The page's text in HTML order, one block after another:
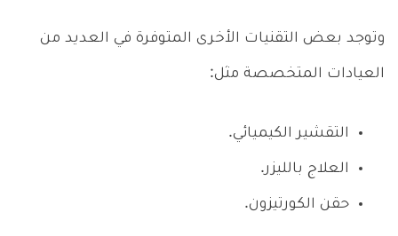
وتوجد بعض التقنيات الأخرى المتوفرة في العديد من
العيادات المتخصصة مثل:
التقشير الكيميائي.
العلاج بالليزر.
حقن الكورتيزون.